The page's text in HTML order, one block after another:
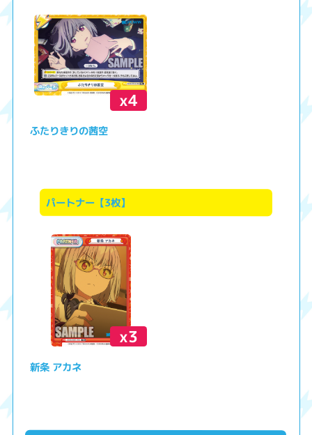
x4
ふたりきりの茜空
パートナー【3枚】
x3
新条 アカネ